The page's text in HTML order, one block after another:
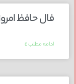
فال حافظ امروز جمعه
ادامه مطلب »